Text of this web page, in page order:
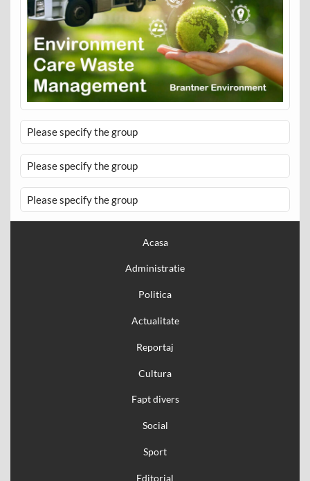
Please specify the group
Please specify the group
Please specify the group
Acasa
Administratie
Politica
Actualitate
Reportaj
Cultura
Fapt divers
Social
Sport
Editorial